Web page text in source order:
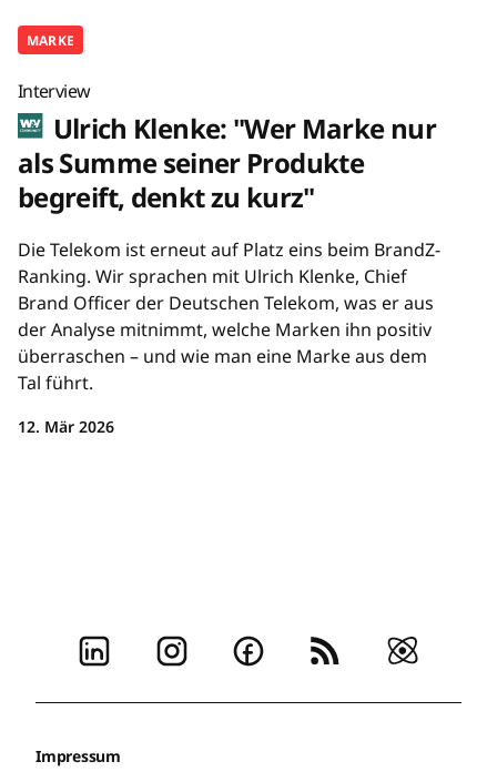
MARKE
Interview
Ulrich Klenke: "Wer Marke nur
als Summe seiner Produkte
begreift, denkt zu kurz"
Die Telekom ist erneut auf Platz eins beim BrandZ-
Ranking. Wir sprachen mit Ulrich Klenke, Chief
Brand Officer der Deutschen Telekom, was er aus
der Analyse mitnimmt, welche Marken ihn positiv
überraschen – und wie man eine Marke aus dem
Tal führt.
12. Mär 2026
Impressum